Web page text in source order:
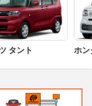
タント ホン